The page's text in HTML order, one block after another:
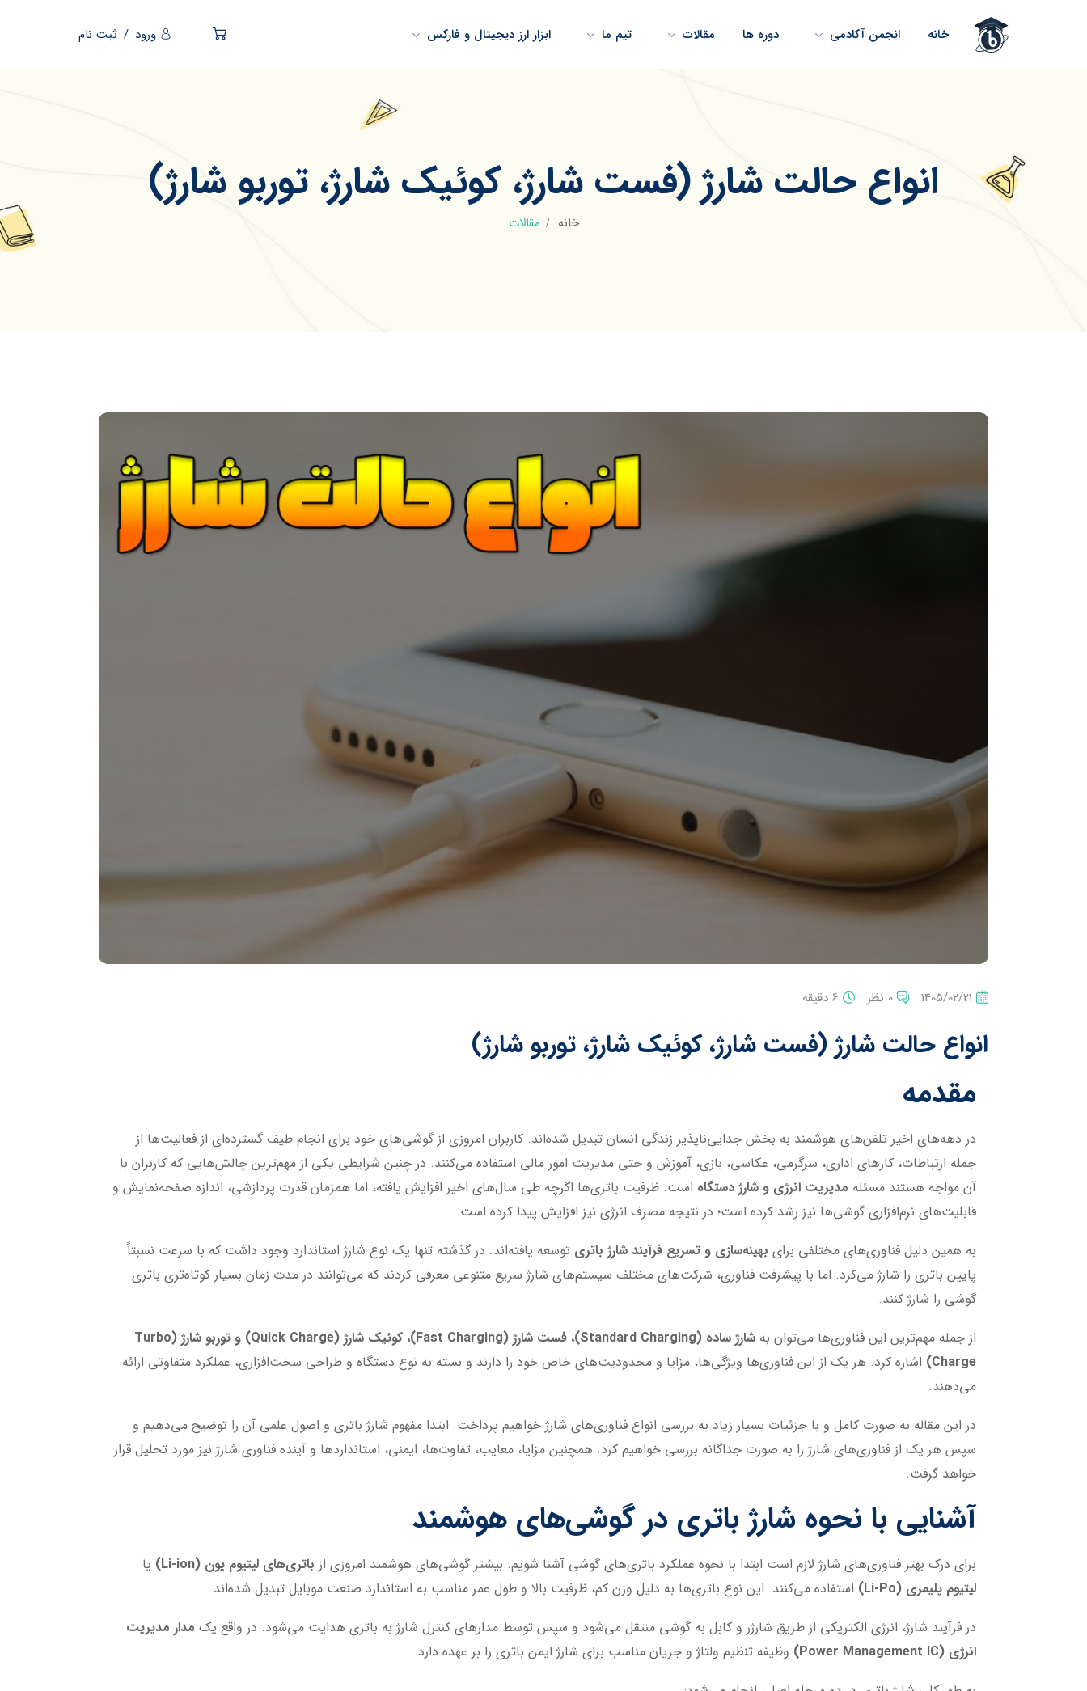
خانه انجمن آکادمی دوره ها مقالات تیم ما ابزار ارز دیجیتال و فارکس ورود / ثبت نام
انواع حالت شارژ (فست شارژ، کوئیک شارژ، توربو شارژ)
خانه مقالات
1405/02/21 0 نظر 6 دقیقه
انواع حالت شارژ (فست شارژ، کوئیک شارژ، توربو شارژ)
مقدمه
در دهه‌های اخیر تلفن‌های هوشمند به بخش جدایی‌ناپذیر زندگی انسان تبدیل شده‌اند. کاربران امروزی از گوشی‌های خود برای انجام طیف گسترده‌ای از فعالیت‌ها از
جمله ارتباطات، کارهای اداری، سرگرمی، عکاسی، بازی، آموزش و حتی مدیریت امور مالی استفاده می‌کنند. در چنین شرایطی یکی از مهم‌ترین چالش‌هایی که کاربران با
آن مواجه هستند مسئله مدیریت انرژی و شارژ دستگاه است. ظرفیت باتری‌ها اگرچه طی سال‌های اخیر افزایش یافته، اما همزمان قدرت پردازشی، اندازه صفحه‌نمایش و
قابلیت‌های نرم‌افزاری گوشی‌ها نیز رشد کرده است؛ در نتیجه مصرف انرژی نیز افزایش پیدا کرده است.
به همین دلیل فناوری‌های مختلفی برای بهینه‌سازی و تسریع فرآیند شارژ باتری توسعه یافته‌اند. در گذشته تنها یک نوع شارژ استاندارد وجود داشت که با سرعت نسبتاً
پایین باتری را شارژ می‌کرد. اما با پیشرفت فناوری، شرکت‌های مختلف سیستم‌های شارژ سریع متنوعی معرفی کردند که می‌توانند در مدت زمان بسیار کوتاه‌تری باتری
گوشی را شارژ کنند.
از جمله مهم‌ترین این فناوری‌ها می‌توان به
شارژ ساده (Standard Charging)، فست شارژ (Fast Charging)، کوئیک شارژ (Quick Charge) و توربو شارژ (Turbo
Charge) اشاره کرد. هر یک از این فناوری‌ها ویژگی‌ها، مزایا و محدودیت‌های خاص خود را دارند و بسته به نوع دستگاه و طراحی سخت‌افزاری، عملکرد متفاوتی ارائه
می‌دهند.
در این مقاله به صورت کامل و با جزئیات بسیار زیاد به بررسی انواع فناوری‌های شارژ خواهیم پرداخت. ابتدا مفهوم شارژ باتری و اصول علمی آن را توضیح می‌دهیم و
سپس هر یک از فناوری‌های شارژ را به صورت جداگانه بررسی خواهیم کرد. همچنین مزایا، معایب، تفاوت‌ها، ایمنی، استانداردها و آینده فناوری شارژ نیز مورد تحلیل قرار
خواهد گرفت.
آشنایی با نحوه شارژ باتری در گوشی‌های هوشمند
برای درک بهتر فناوری‌های شارژ لازم است ابتدا با نحوه عملکرد باتری‌های گوشی آشنا شویم. بیشتر گوشی‌های هوشمند امروزی از باتری‌های لیتیوم یون (Li-ion)
یا
لیتیوم پلیمری (Li-Po)
استفاده می‌کنند. این نوع باتری‌ها به دلیل وزن کم، ظرفیت بالا و طول عمر مناسب به استاندارد صنعت موبایل تبدیل شده‌اند.
در فرآیند شارژ، انرژی الکتریکی از طریق شارژر و کابل به گوشی منتقل می‌شود و سپس توسط مدارهای کنترل شارژ به باتری هدایت می‌شود. در واقع یک مدار مدیریت
انرژی (Power Management IC)
وظیفه تنظیم ولتاژ و جریان مناسب برای شارژ ایمن باتری را بر عهده دارد.